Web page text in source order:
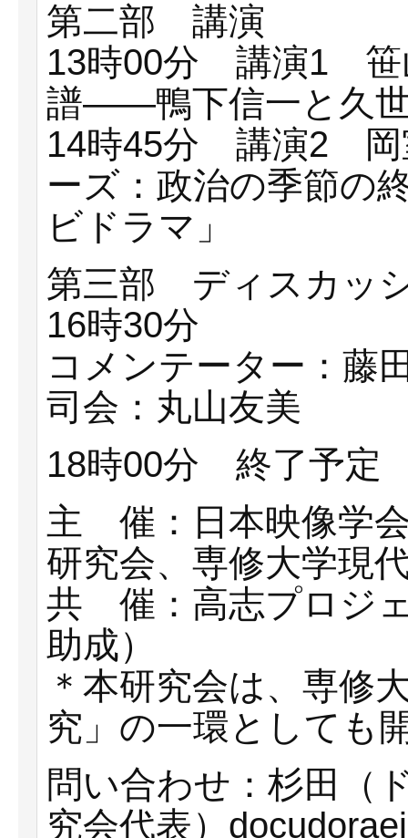
第二部 講演
13時00分 講演1 笹
譜――鴨下信一と久
14時45分 講演2 岡
ーズ：政治の季節の
ビドラマ」
第三部 ディスカッ
16時30分
コメンテーター：藤
司会：丸山友美
18時00分 終了予定
主 催：日本映像学
研究会、専修大学現
共 催：高志プロジ
助成）
＊本研究会は、専修
究」の一環としても
問い合わせ：杉田（
究会代表）